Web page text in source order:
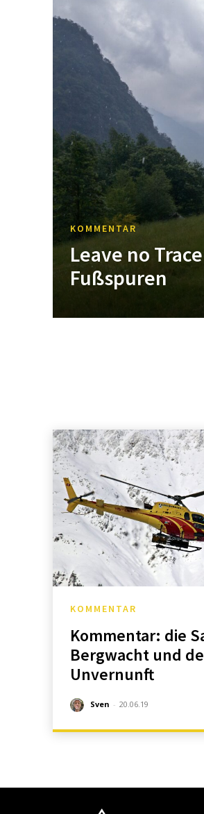
KOMMENTAR
Leave no
Fußspuren
KOMMENTAR
Kommentar: die
Bergwacht und
Unvernunft
Sven - 20.06.19